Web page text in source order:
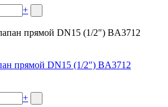
+
прямой DN15 (1/2″) BA3712
+